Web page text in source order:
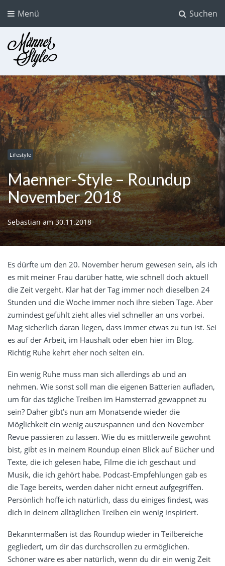
Suchen
Menü
Männer Style
Der Mode Blog für Männer
Lifestyle
Maenner-Style – Roundup
November 2018
Sebastianam 30.11.2018
Es dürfte um den 20. November herum gewesen sein, als ich
es mit meiner Frau darüber hatte, wie schnell doch aktuell
die Zeit vergeht. Klar hat der Tag immer noch dieselben 24
Stunden und die Woche immer noch ihre sieben Tage. Aber
zumindest gefühlt zieht alles viel schneller an uns vorbei.
Mag sicherlich daran liegen, dass immer etwas zu tun ist. Sei
es auf der Arbeit, im Haushalt oder eben hier im Blog.
Richtig Ruhe kehrt eher noch selten ein.
Ein wenig Ruhe muss man sich allerdings ab und an
nehmen. Wie sonst soll man die eigenen Batterien aufladen,
um für das tägliche Treiben im Hamsterrad gewappnet zu
sein? Daher gibt’s nun am Monatsende wieder die
Möglichkeit ein wenig auszuspannen und den November
Revue passieren zu lassen. Wie du es mittlerweile gewohnt
bist, gibt es in meinem Roundup einen Blick auf Bücher und
Texte, die ich gelesen habe, Filme die ich geschaut und
Musik, die ich gehört habe. Podcast-Empfehlungen gab es
die Tage bereits, werden daher nicht erneut aufgegriffen.
Persönlich hoffe ich natürlich, dass du einiges findest, was
dich in deinem alltäglichen Treiben ein wenig inspiriert.
Bekanntermaßen ist das Roundup wieder in Teilbereiche
gegliedert, um dir das durchscrollen zu ermöglichen.
Schöner wäre es aber natürlich, wenn du dir ein wenig Zeit